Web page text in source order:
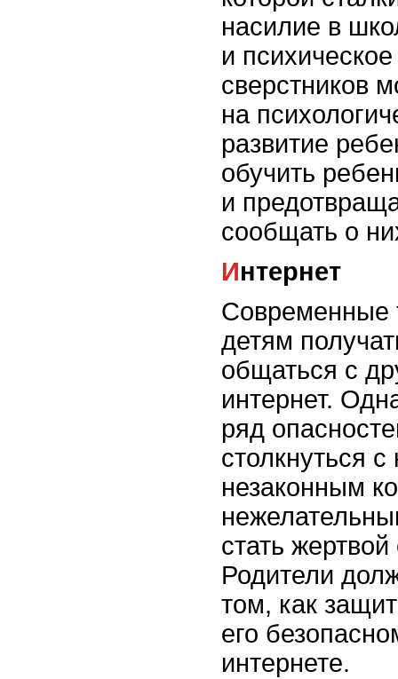
насилие в
и
сверстников
на
развитие
обучить
и
сообщать о
Интернет
Современные
детям
общаться с
интернет.
ряд
столкнуться
незаконным
стать
Родители
том, как
его
интернете.